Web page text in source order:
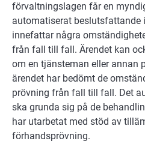
förvaltningslagen får en
automatiserat beslutsfattande
innefattar några
från fall till fall. Ärendet kan
om en tjänsteman eller annan
ärendet har bedömt de
prövning från fall till fall. Det
ska grunda sig på de
har utarbetat med stöd av
förhandsprövning.